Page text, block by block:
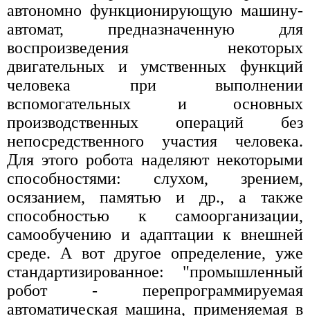
автономно функционирующую машину-
автомат, предназначенную для
воспроизведения некоторых
двигательных и умственных функций
человека при выполнении
вспомогательных и основных
производственных операций без
непосредственного участия человека.
Для этого робота наделяют некоторыми
способностями: слухом, зрением,
осязанием, памятью и др., а также
способностью к самоорганизации,
самообучению и адаптации к внешней
среде. А вот другое определение, уже
стандартизированное: "промышленный
робот - перепрограммируемая
автоматическая машина, применяемая в